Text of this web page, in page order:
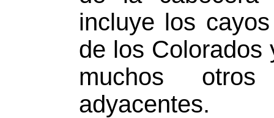
incluye los
de los Colorados
muchos
adyacentes.